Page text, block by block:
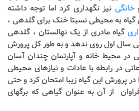
خانگی نیز نگهداری کرد اما توجه داشته
گیاه به محیطی نسبتا خنک برای گلدهی ،
گیاه مادری از یک نهالستان ، گلدهی
سال اول روی ندهد و به طور کل پرورش
در محیط خانه و آپارتمان چندان آسان
در رابطه با عادات و نیازهای محیطی
پرورش این گیاه زیبا امتحان کرد و حتی
از آن به عنوان گیاهی که برگهای